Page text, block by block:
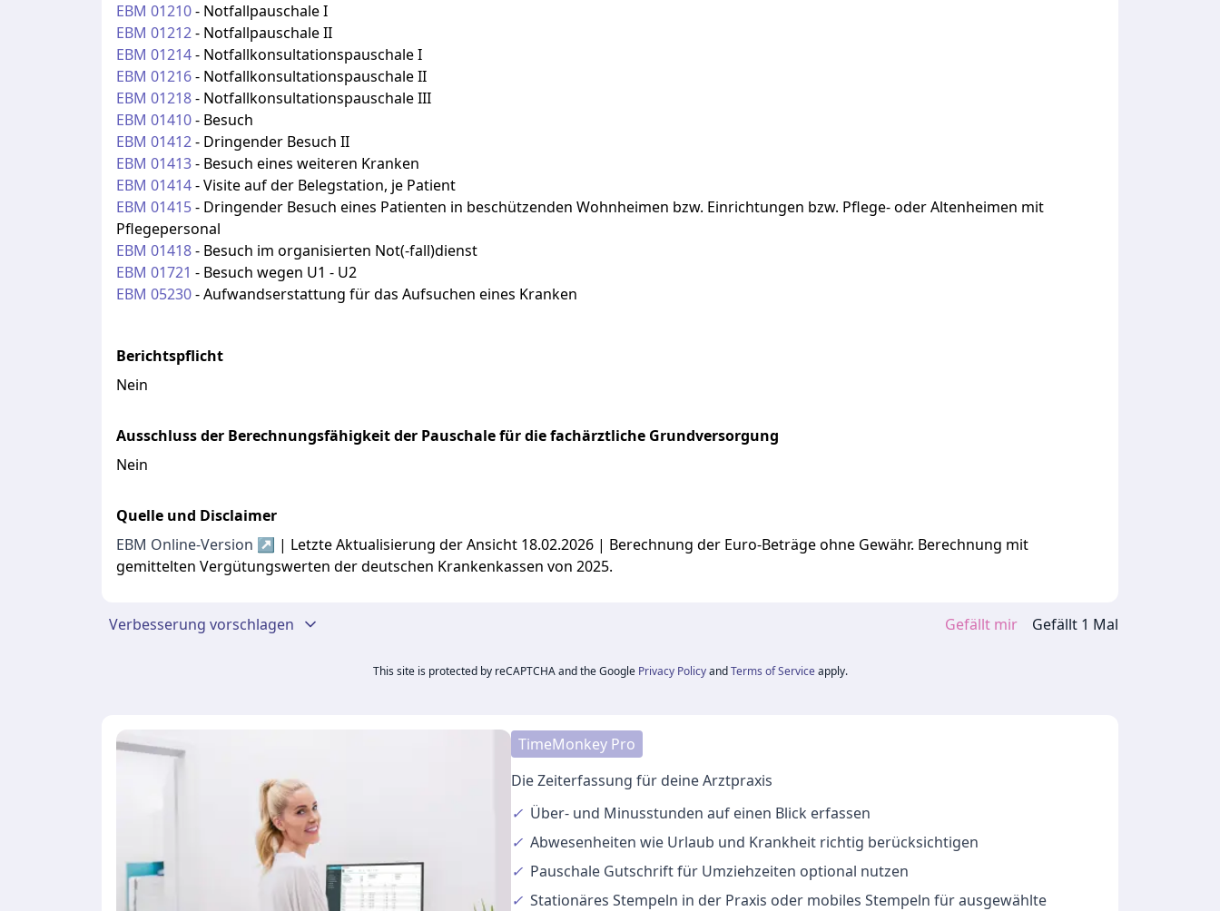
EBM 01210- Notfallpauschale I
EBM 01212- Notfallpauschale II
EBM 01214- Notfallkonsultationspauschale I
EBM 01216- Notfallkonsultationspauschale II
EBM 01218- Notfallkonsultationspauschale III
EBM 01410- Besuch
EBM 01412- Dringender Besuch II
EBM 01413- Besuch eines weiteren Kranken
EBM 01414-Visite auf der Belegstation, je Patient
EBM 01415- Dringender Besuch eines Patienten in beschützenden Wohnheimen bzw. Einrichtungen bzw. Pflege- oder Altenheimen mit
Pflegepersonal
EBM 01418- Besuch im organisierten Not(-fall)dienst
EBM 01721 - Besuch wegen U1 - U2
EBM 05230-Aufwandserstattung für das Aufsuchen eines Kranken
Berichtspflicht
Nein
Ausschluss der Berechnungsfähigkeit der Pauschale für die fachärztliche Grundversorgung
Nein
Quelle und Disclaimer
EBM Online-Version ↗ | Letzte Aktualisierung der Ansicht 18.02.2026 | Berechnung der Euro-Beträge ohne Gewähr. Berechnung mit
gemittelten Vergütungswerten der deutschen Krankenkassen von 2025.
Verbesserung vorschlagen Gefällt mir Gefällt 1 Mal
This site is protected by reCAPTCHA and the Google Privacy Policy and Terms of Service apply.
TimeMonkey Pro
Die Zeiterfassung für deine Arztpraxis
✓ Über- und Minusstunden auf einen Blick erfassen
✓ Abwesenheitenwie Urlaub und Krankheit richtig berücksichtigen
✓ Pauschale Gutschriftfür Umziehzeiten optional nutzen
✓ Stationäres Stempeln in der Praxis oder mobiles Stempeln für ausgewählte